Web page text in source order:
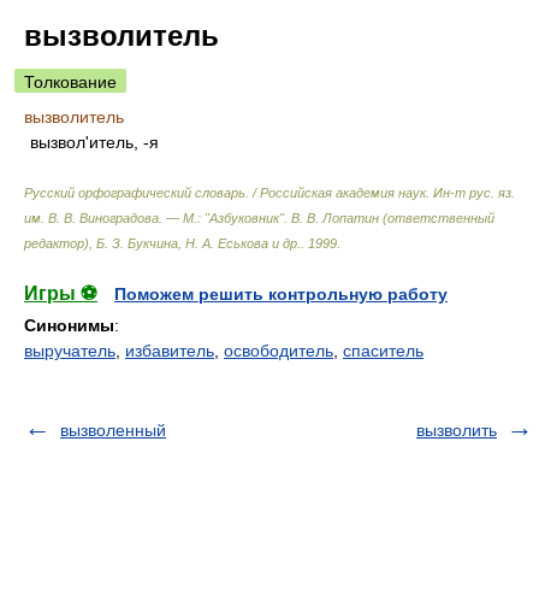
вызволитель
Толкование
вызволитель
вызвол'итель, -я
Русский орфографический словарь. / Российская академия наук. Ин-т рус. яз.
им. В. В. Виноградова. — М.: "Азбуковник". В. В. Лопатин (ответственный
редактор), Б. З. Букчина, Н. А. Еськова и др.
1999
Игры ⚽
Поможем решить контрольную работу
Синонимы:
выручатель избавитель освободитель спаситель
вызволенный вызволить